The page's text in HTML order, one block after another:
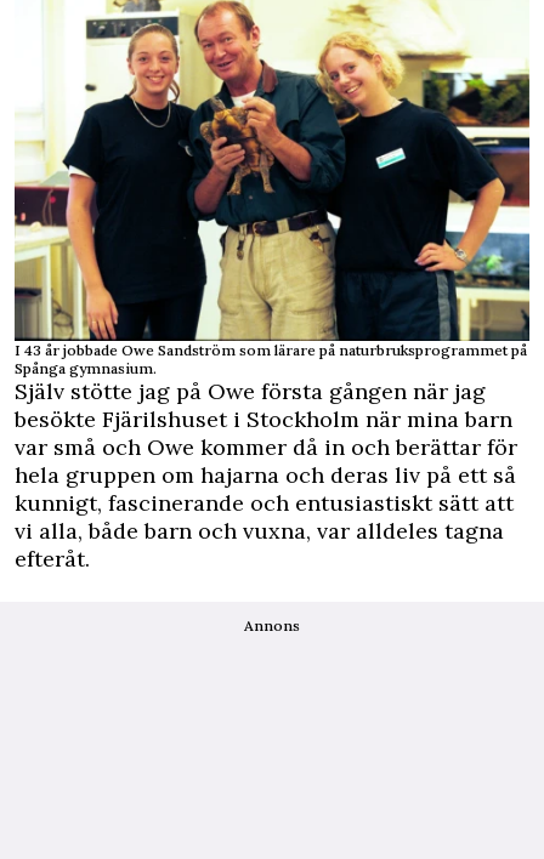
I 43 år jobbade Owe Sandström som lärare på naturbruksprogrammet på
Spånga gymnasium.
Själv stötte jag på Owe första gången när jag
besökte Fjärilshuset i Stockholm när mina barn
var små och Owe kommer då in och berättar för
hela gruppen om hajarna och deras liv på ett så
kunnigt, fascinerande och entusiastiskt sätt att
vi alla, både barn och vuxna, var alldeles tagna
efteråt.
Annons